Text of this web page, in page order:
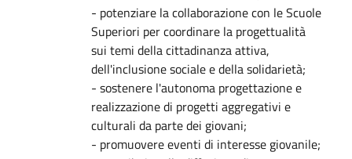
- potenziare la collaborazione con le Scuole
Superiori per coordinare la progettualità
sui temi della cittadinanza attiva,
dell'inclusione sociale e della solidarietà;
- sostenere l'autonoma progettazione e
realizzazione di progetti aggregativi e
culturali da parte dei giovani;
- promuovere eventi di interesse giovanile;